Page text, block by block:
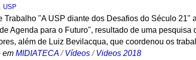
USP
Trabalho "A USP diante dos Desafios do Século 21"
Agenda para o Futuro", resultado de uma
além de Luiz Bevilacqua, que coordenou os
em MIDIATECA /Vídeos /Videos 2018